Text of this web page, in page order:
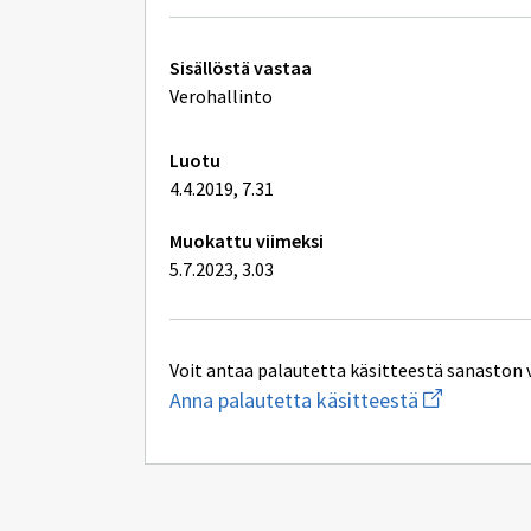
Tekniset
lisätiedot
Sisällöstä vastaa
Verohallinto
Luotu
4.4.2019, 7.31
Muokattu viimeksi
5.7.2023, 3.03
Voit antaa palautetta käsitteestä sanaston
Anna palautetta käsitteestä Aloita
uuden
kirjoitus